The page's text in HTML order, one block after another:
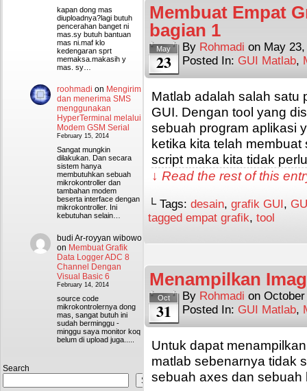
kapan dong mas
diuploadnya?lagi butuh
pencerahan banget ni
mas.sy butuh bantuan
mas ni.maf klo
kedengaran sprt
memaksa.makasih y
mas. sy…
roohmadi on Mengirim
dan menerima SMS
menggunakan
HyperTerminal melalui
Modem GSM Serial
February 15, 2014
Sangat mungkin
dilakukan. Dan secara
sistem hanya
membutuhkan sebuah
mikrokontroller dan
tambahan modem
beserta interface dengan
mikrokontroller. Ini
kebutuhan selain…
budi Ar-royyan wibowo
on Membuat Grafik
Data Logger ADC 8
Channel Dengan
Visual Basic 6
February 14, 2014
source code
mikrokontrolernya dong
mas, sangat butuh ini
sudah berminggu -
minggu saya monitor koq
belum di upload juga.....
Search
Search
Membuat Empat
bagian 1
May
23
By Rohmadi on May
Posted In: GUI Matlab,
Matlab adalah salah satu
GUI. Dengan tool yang
sebuah program aplikasi
ketika kita telah
script maka kita tidak
↓ Read the rest of this
└ Tags: desain, grafik GUI,
tagged empat grafik, tool
Menampilkan
Oct
31
By Rohmadi on
Posted In: GUI Matlab,
Untuk dapat
matlab sebenarnya tidak
sebuah axes dan sebuah